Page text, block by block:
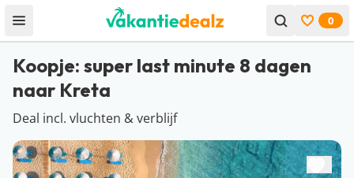
Open menu Bekijk
0
Koopje: super last minute 8 dagen
naar Kreta
Deal incl. vluchten & verblijf